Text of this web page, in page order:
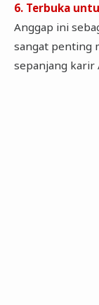
6. Terbuka
Anggap ini
sangat penting
sepanjang karir